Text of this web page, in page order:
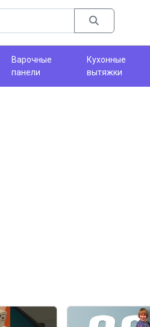
Варочные
панели
Кухонные
вытяжки